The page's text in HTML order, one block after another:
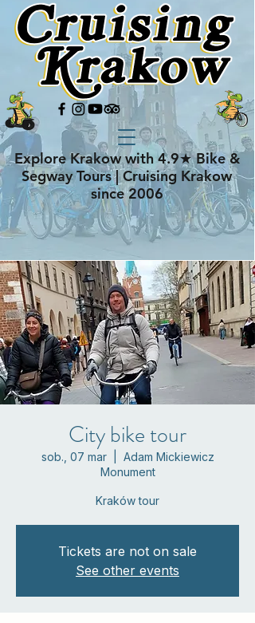
Explore Krakow with 4.9★ Bike &
Segway Tours | Cruising Krakow
since 2006
City bike tour
sob., 07 mar
  |
Adam Mickiewicz
Monument
Kraków tour
Tickets are not on sale
See other events